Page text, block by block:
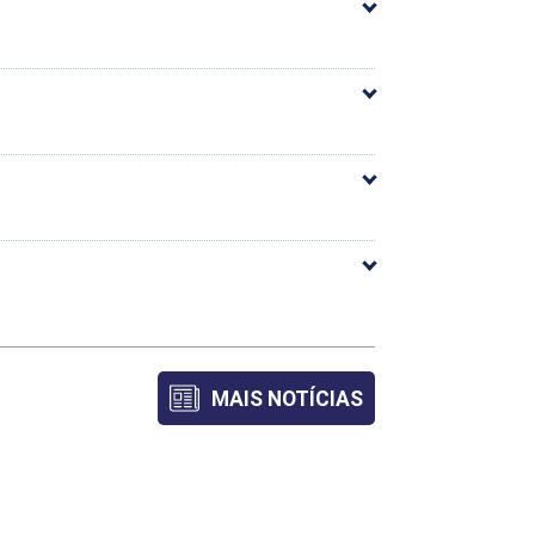
Horária
50
MAIS NOTÍCIAS